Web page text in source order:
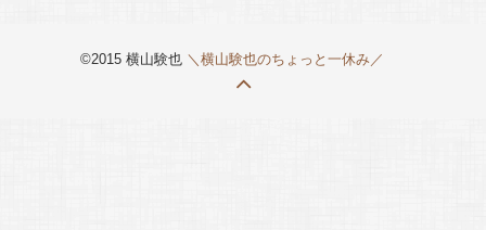
©2015 横山験也 ＼横山験也のちょっと一休み／